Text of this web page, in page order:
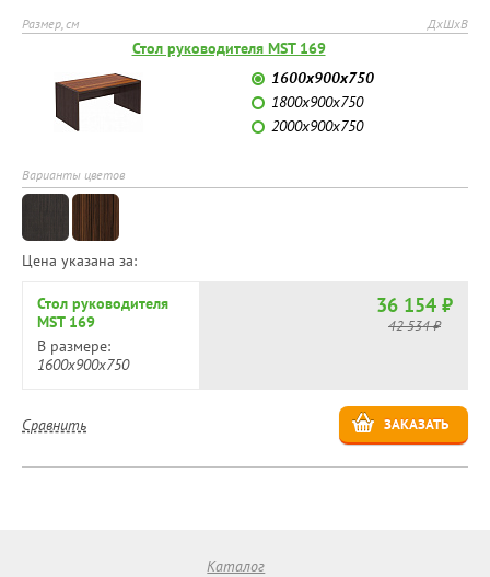
Размер, см ДхШхВ
Стол руководителя MST 169
1600х900х750
1800х900х750
2000х900х750
Варианты цветов
Цена указана за:
Стол руководителя
MST 169
В размере:
1600х900х750
36 154 ₽
42 534 ₽
ЗАКАЗАТЬ
Сравнить
Каталог